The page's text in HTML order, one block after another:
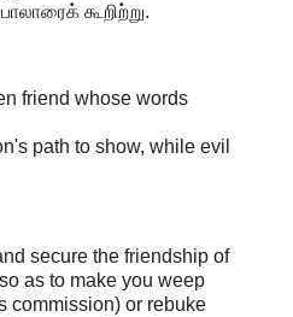
கூறிற்று.
friend whose words
path to show, while evil
secure the friendship of
as to make you weep
commission) or rebuke